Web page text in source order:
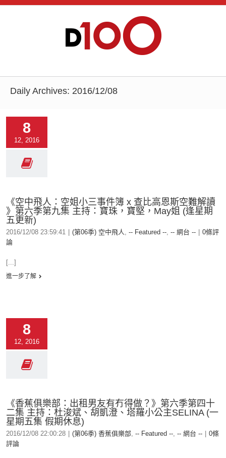
Daily Archives: 2016/12/08
8
12, 2016
《空中飛人：空姐小三事件簿 x 查比高恩斯空難解讀
》第六季第九集 主持：寶珠，寶堅，May姐 (逢星期
五更新)
2016/12/08 23:59:41 (第06季) 空中飛人, -- Featured --, -- 網台 --
0條評
論
[...]
進一步了解
8
12, 2016
《香蕉俱樂部：出租男友有冇得做？》第六季第四十
二集 主持：杜浚斌、胡凱澄、塔羅小公主SELINA (一
星期五集 假期休息)
2016/12/08 22:00:28 (第06季) 香蕉俱樂部, -- Featured --, -- 網台 --
0條
評論